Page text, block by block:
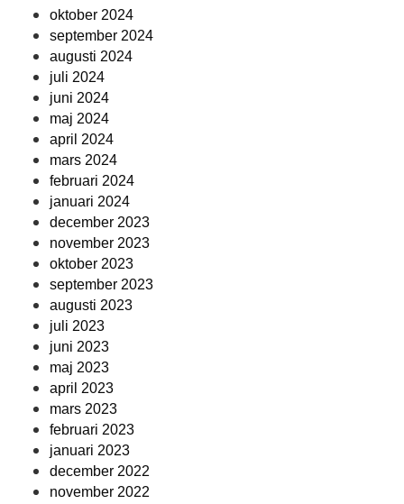
oktober 2024
september 2024
augusti 2024
juli 2024
juni 2024
maj 2024
april 2024
mars 2024
februari 2024
januari 2024
december 2023
november 2023
oktober 2023
september 2023
augusti 2023
juli 2023
juni 2023
maj 2023
april 2023
mars 2023
februari 2023
januari 2023
december 2022
november 2022